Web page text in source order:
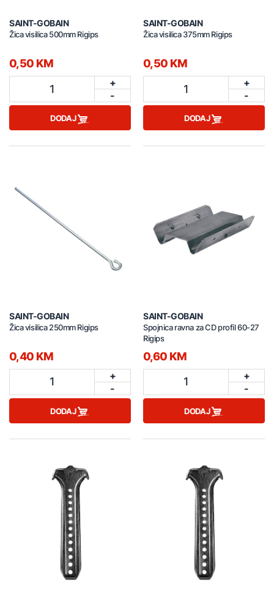
SAINT-GOBAIN
Žica visilica 500mm Rigips
0,50 KM
1
+
-
DODAJ
SAINT-GOBAIN
Žica visilica 375mm Rigips
0,50 KM
1
+
-
DODAJ
SAINT-GOBAIN
Žica visilica 250mm Rigips
0,40 KM
1
+
-
DODAJ
SAINT-GOBAIN
Spojnica ravna za CD profil 60-27
Rigips
0,60 KM
1
+
-
DODAJ